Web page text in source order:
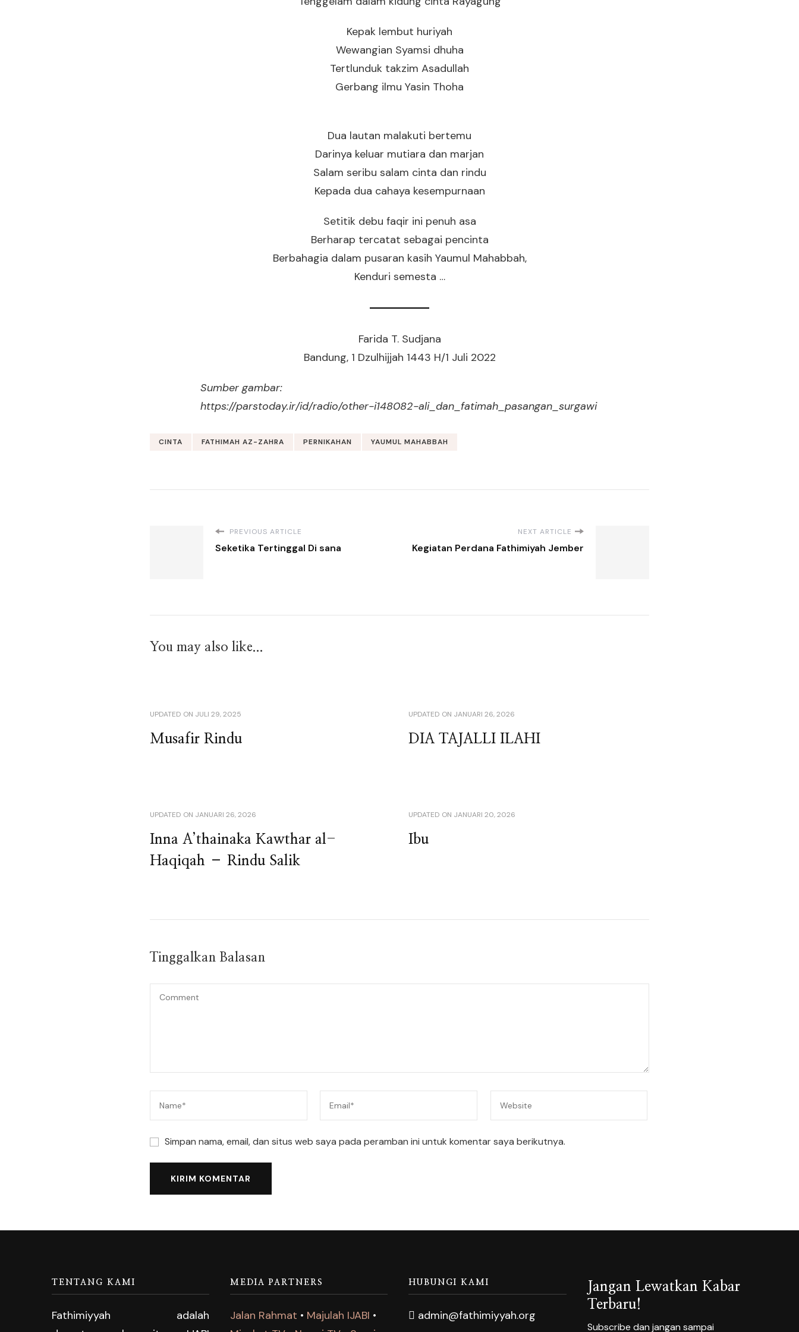
Kepak lembut huriyah
Wewangian Syamsi dhuha
Tertlunduk takzim Asadullah
Gerbang ilmu Yasin Thoha
Dua lautan malakuti bertemu
Darinya keluar mutiara dan marjan
Salam seribu salam cinta dan rindu
Kepada dua cahaya kesempurnaan
Setitik debu faqir ini penuh asa
Berharap tercatat sebagai pencinta
Berbahagia dalam pusaran kasih Yaumul Mahabbah,
Kenduri semesta …
Farida T. Sudjana
Bandung, 1 Dzulhijjah 1443 H/1 Juli 2022
Sumber gambar:
https://parstoday.ir/id/radio/other-i148082-ali_dan_fatimah_pasangan_surgawi
CINTA FATHIMAH AZ-ZAHRA PERNIKAHAN YAUMUL MAHABBAH
PREVIOUS ARTICLE
Seketika Tertinggal Di sana
NEXT ARTICLE
Kegiatan Perdana Fathimiyah Jember
You may also like...
UPDATED ON JULI 29, 2025
Musafir Rindu
UPDATED ON JANUARI 26, 2026
DIA TAJALLI ILAHI
UPDATED ON JANUARI 26, 2026
Inna A’thainaka Kawthar al-
Haqiqah – Rindu Salik
UPDATED ON JANUARI 20, 2026
Ibu
Tinggalkan Balasan
Simpan nama, email, dan situs web saya pada peramban ini untuk komentar saya berikutnya.
TENTANG KAMI
Fathimiyyah adalah
MEDIA PARTNERS
Jalan Rahmat • Majulah IJABI •
HUBUNGI KAMI
admin@fathimiyyah.org
Jangan Lewatkan Kabar
Terbaru!
Subscribe dan jangan sampai